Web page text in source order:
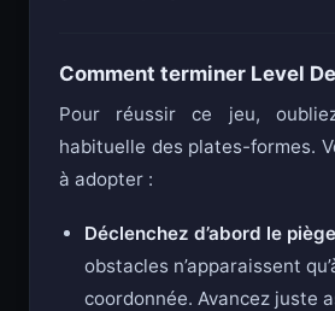
Comment terminer Level
Pour réussir ce jeu,
habituelle des plates-formes.
à adopter :
Déclenchez d’abord le piège
obstacles n’apparaissent
coordonnée. Avancez juste